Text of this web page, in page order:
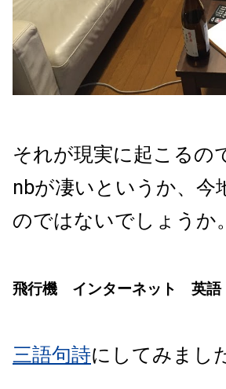
それが現実に起こるの
nbが凄いというか、
のではないでしょうか。
飛行機 インターネット 英語
三語句詩にしてみまし